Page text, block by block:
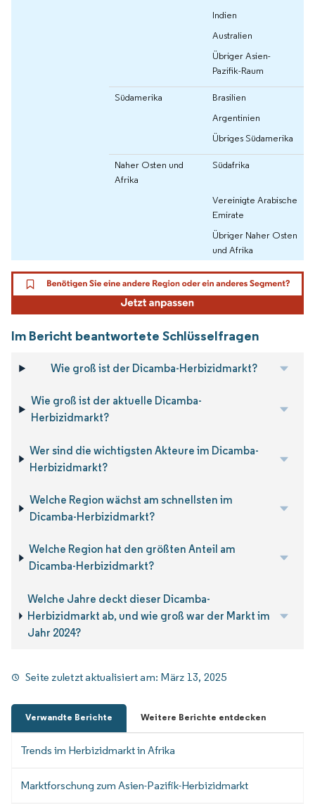
Indien
Australien
Übriger Asien-
Pazifik-Raum
Südamerika
Brasilien
Argentinien
Übriges Südamerika
Naher Osten und
Afrika
Südafrika
Vereinigte Arabische
Emirate
Übriger Naher Osten
und Afrika
Im Bericht beantwortete Schlüsselfragen
Wie groß ist der Dicamba-Herbizidmarkt?
Wie groß ist der aktuelle Dicamba-
Herbizidmarkt?
Wer sind die wichtigsten Akteure im Dicamba-
Herbizidmarkt?
Welche Region wächst am schnellsten im
Dicamba-Herbizidmarkt?
Welche Region hat den größten Anteil am
Dicamba-Herbizidmarkt?
Welche Jahre deckt dieser Dicamba-
Herbizidmarkt ab, und wie groß war der Markt im
Jahr 2024?
Seite zuletzt aktualisiert am: März 13, 2025
Verwandte Berichte Weitere Berichte entdecken
Trends im Herbizidmarkt in Afrika
Marktforschung zum Asien-Pazifik-Herbizidmarkt